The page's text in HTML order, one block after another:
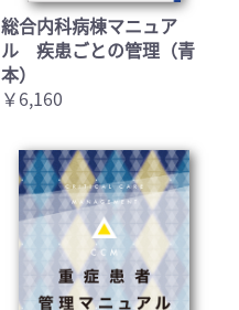
総合内科病棟マニュア
ル 疾患ごとの管理（青
本）
￥6,160